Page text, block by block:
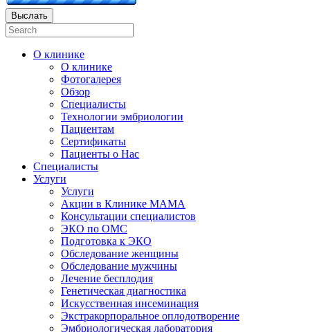
Выслать
О клинике
О клинике
Фотогалерея
Обзор
Специалисты
Технологии эмбриологии
Пациентам
Сертификаты
Пациенты о Нас
Специалисты
Услуги
Услуги
Акции в Клинике МАМА
Консультации специалистов
ЭКО по ОМС
Подготовка к ЭКО
Обследование женщины
Обследование мужчины
Лечение бесплодия
Генетическая диагностика
Искусственная инсеминация
Экстракорпоральное оплодотворение
Эмбриологическая лаборатория